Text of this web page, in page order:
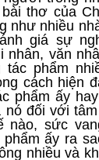
thơ của
như nhiều
giá sự
nhân, văn
phẩm
cách hiện
phẩm ấy
nó đối với
nào, sức
ấy ra
nhiều và